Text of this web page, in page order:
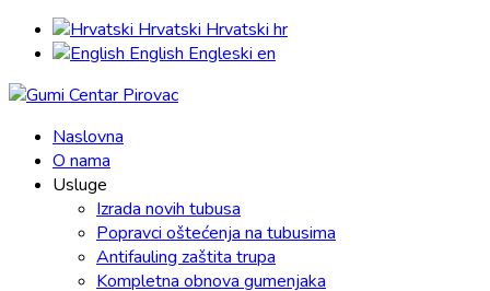
Hrvatski Hrvatski hr
English Engleski en
Naslovna
O nama
Usluge
Izrada novih tubusa
Popravci oštećenja na tubusima
Antifauling zaštita trupa
Kompletna obnova gumenjaka